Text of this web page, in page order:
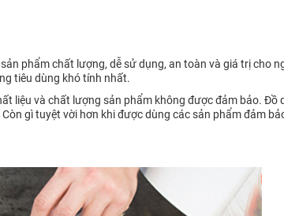
phẩm chất lượng, dễ sử dụng, an toàn và giá trị cho
tiêu dùng khó tính nhất.
liệu và chất lượng sản phẩm không được đảm bảo. Đồ
gì tuyệt vời hơn khi được dùng các sản phẩm đảm